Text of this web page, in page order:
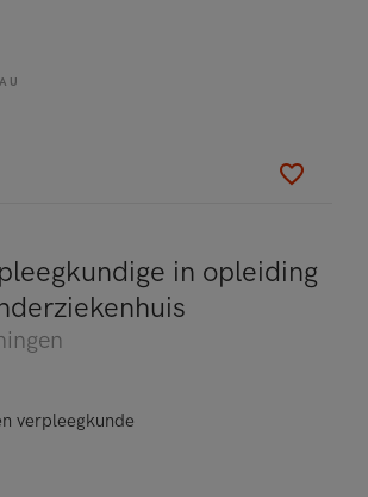
in opleiding
verpleegkunde